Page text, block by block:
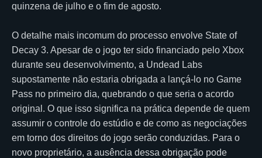
quinzena de julho e o fim de agosto.
O detalhe mais incomum do processo envolve State of
Decay 3. Apesar de o jogo ter sido financiado pelo Xbox
durante seu desenvolvimento, a Undead Labs
supostamente não estaria obrigada a lançá-lo no Game
Pass no primeiro dia, quebrando o que seria o acordo
original. O que isso significa na prática depende de quem
assumir o controle do estúdio e de como as negociações
em torno dos direitos do jogo serão conduzidas. Para o
novo proprietário, a ausência dessa obrigação pode